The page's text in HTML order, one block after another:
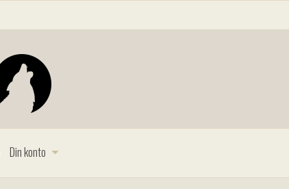
Din konto